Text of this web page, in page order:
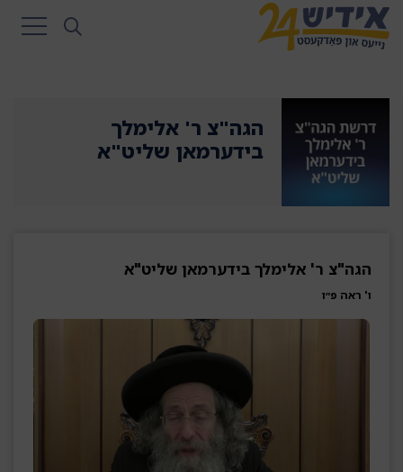
הגה"צ ר' אלימלך
בידערמאן שליט"א
הגה"צ ר' אלימלך בידערמאן שליט"א
ו' ראה פ״ו